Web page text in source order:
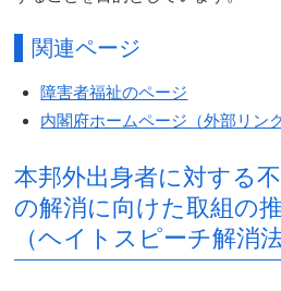
関連ページ
障害者福祉のページ
内閣府ホームページ（外部リンク
本邦外出身者に対する
の解消に向けた取組の
（ヘイトスピーチ解消法